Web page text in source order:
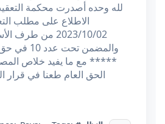
لله وحده أصدرت محكمة
الاطلاع على مطلب
2023/10/02 من
والمضمن
***** مع ما يفيد خلاص
الحق العام طعنا في قرار